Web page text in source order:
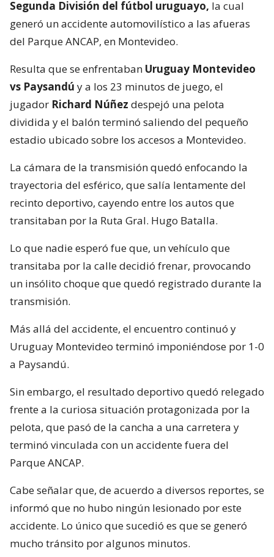
Segunda División del fútbol uruguayo, la cual
generó un accidente automovilístico a las afueras
del Parque ANCAP, en Montevideo.
Resulta que se enfrentaban Uruguay Montevideo
vs Paysandú y a los 23 minutos de juego, el
jugador Richard Núñez despejó una pelota
dividida y el balón terminó saliendo del pequeño
estadio ubicado sobre los accesos a Montevideo.
La cámara de la transmisión quedó enfocando la
trayectoria del esférico, que salía lentamente del
recinto deportivo, cayendo entre los autos que
transitaban por la Ruta Gral. Hugo Batalla.
Lo que nadie esperó fue que, un vehículo que
transitaba por la calle decidió frenar, provocando
un insólito choque que quedó registrado durante la
transmisión.
Más allá del accidente, el encuentro continuó y
Uruguay Montevideo terminó imponiéndose por 1-0
a Paysandú.
Sin embargo, el resultado deportivo quedó relegado
frente a la curiosa situación protagonizada por la
pelota, que pasó de la cancha a una carretera y
terminó vinculada con un accidente fuera del
Parque ANCAP.
Cabe señalar que, de acuerdo a diversos reportes, se
informó que no hubo ningún lesionado por este
accidente. Lo único que sucedió es que se generó
mucho tránsito por algunos minutos.